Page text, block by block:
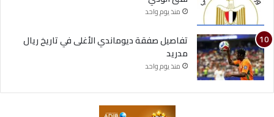
منذ يوم واحد
تفاصيل صفقة ديوماندي الأغلى في تاريخ ريال
مدريد
منذ يوم واحد